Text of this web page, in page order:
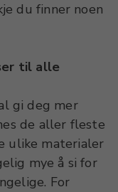
du finner noen
til alle
gi deg mer
de aller fleste
ulike materialer
mye å si for
For